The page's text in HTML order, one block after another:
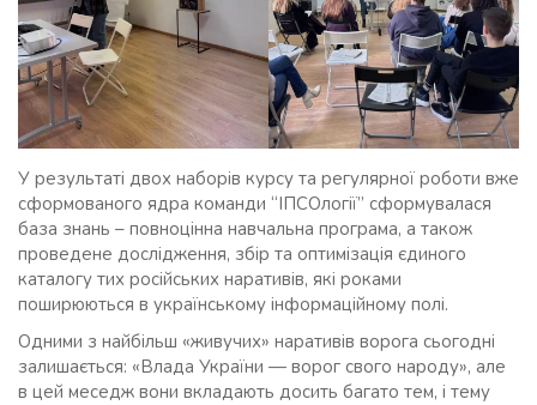
У результаті двох наборів курсу та регулярної роботи вже
сформованого ядра команди “ІПСОлогії” сформувалася
база знань – повноцінна навчальна програма, а також
проведене дослідження, збір та оптимізація єдиного
каталогу тих російських наративів, які роками
поширюються в українському інформаційному полі.
Одними з найбільш «живучих» наративів ворога сьогодні
залишається: «Влада України — ворог свого народу», але
в цей меседж вони вкладають досить багато тем, і тему